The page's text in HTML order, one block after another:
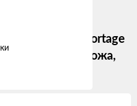
III / KIA Sportage
экокожа,
синий